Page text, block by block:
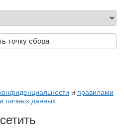
точку сбора
и правилами
личных данных